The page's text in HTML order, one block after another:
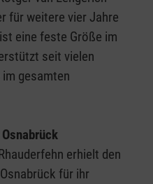
für weitere vier Jahre
eine feste Größe im
seit vielen
gesamten
erhielt den
für ihr